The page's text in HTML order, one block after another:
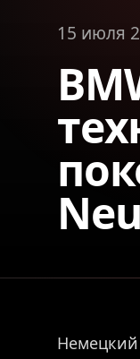
15 июля
Немецкий